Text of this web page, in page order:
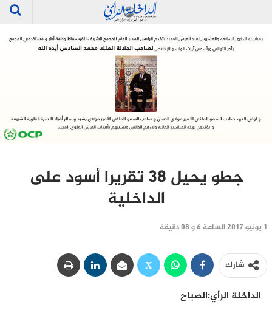
جطو يحيل 38 تقريرا أسود على
الداخلية
1 يونيو 2017 الساعة 6 و 08 دقيقة
شارك
الداخلة الرأي:الصباح